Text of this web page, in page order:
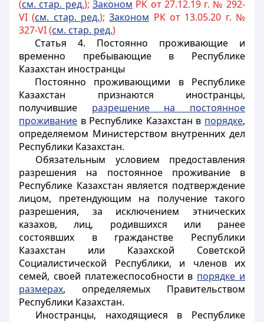
(см. стар. ред.); Законом РК от 27.12.19 г. № 292-
VI (см. стар. ред.);Законом РК от 13.05.20 г. №
327-VI (см. стар. ред.)
Статья 4. Постоянно проживающие и
временно пребывающие в Республике
Казахстан иностранцы
Постоянно проживающими в Республике
Казахстан признаются иностранцы,
получившие разрешение на постоянное
проживание в Республике Казахстан в порядке,
определяемом Министерством внутренних дел
Республики Казахстан.
Обязательным условием предоставления
разрешения на постоянное проживание в
Республике Казахстан является подтверждение
лицом, претендующим на получение такого
разрешения, за исключением этнических
казахов, лиц, родившихся или ранее
состоявших в гражданстве Республики
Казахстан или Казахской Советской
Социалистической Республики, и членов их
семей, своей платежеспособности в порядке и
размерах, определяемых Правительством
Республики Казахстан.
Иностранцы, находящиеся в Республике